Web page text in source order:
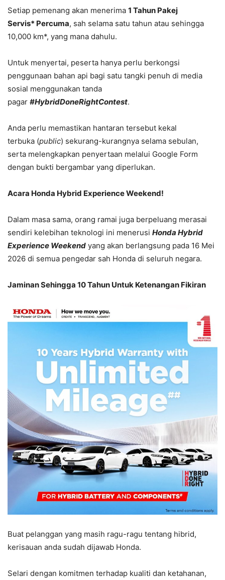
Setiap pemenang akan menerima 1 Tahun Pakej
Servis* Percuma, sah selama satu tahun atau sehingga
10,000 km*, yang mana dahulu.
Untuk menyertai, peserta hanya perlu berkongsi
penggunaan bahan api bagi satu tangki penuh di media
sosial menggunakan tanda
pagar #HybridDoneRightContest.
Anda perlu memastikan hantaran tersebut kekal
terbuka (public) sekurang-kurangnya selama sebulan,
serta melengkapkan penyertaan melalui Google Form
dengan bukti bergambar yang diperlukan.
Acara Honda Hybrid Experience Weekend!
Dalam masa sama, orang ramai juga berpeluang merasai
sendiri kelebihan teknologi ini menerusi Honda Hybrid
Experience Weekend yang akan berlangsung pada 16 Mei
2026 di semua pengedar sah Honda di seluruh negara.
Jaminan Sehingga 10 Tahun Untuk Ketenangan Fikiran
Buat pelanggan yang masih ragu-ragu tentang hibrid,
kerisauan anda sudah dijawab Honda.
Selari dengan komitmen terhadap kualiti dan ketahanan,